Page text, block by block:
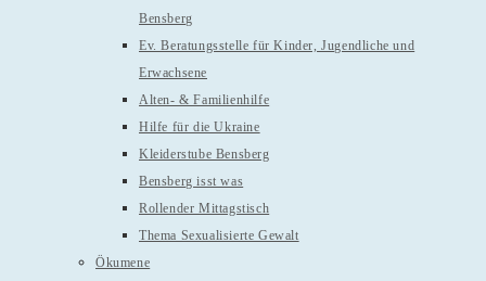
Bensberg
Ev. Beratungsstelle für Kinder, Jugendliche und
Erwachsene
Alten- & Familienhilfe
Hilfe für die Ukraine
Kleiderstube Bensberg
Bensberg isst was
Rollender Mittagstisch
Thema Sexualisierte Gewalt
Ökumene